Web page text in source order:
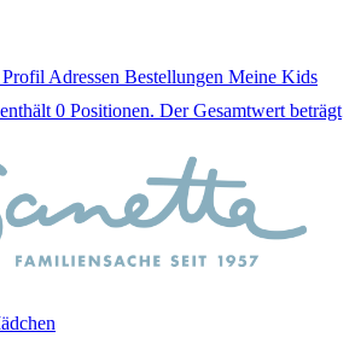
Profil Adressen Bestellungen Meine Kids
0 Positionen. Der Gesamtwert beträgt